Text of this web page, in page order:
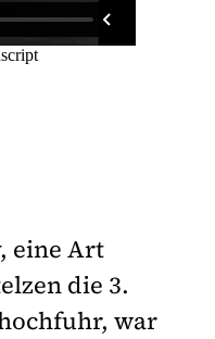
eine Art
die 3.
war